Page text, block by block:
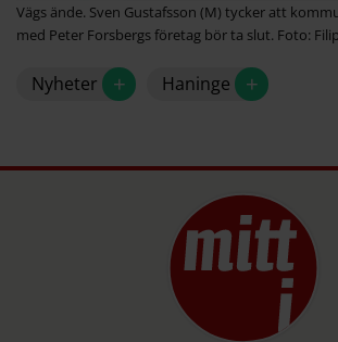
Vägs ände. Sven Gustafsson (M) tycker att
med Peter Forsbergs företag bör ta slut. Foto:
Nyheter + Haninge +